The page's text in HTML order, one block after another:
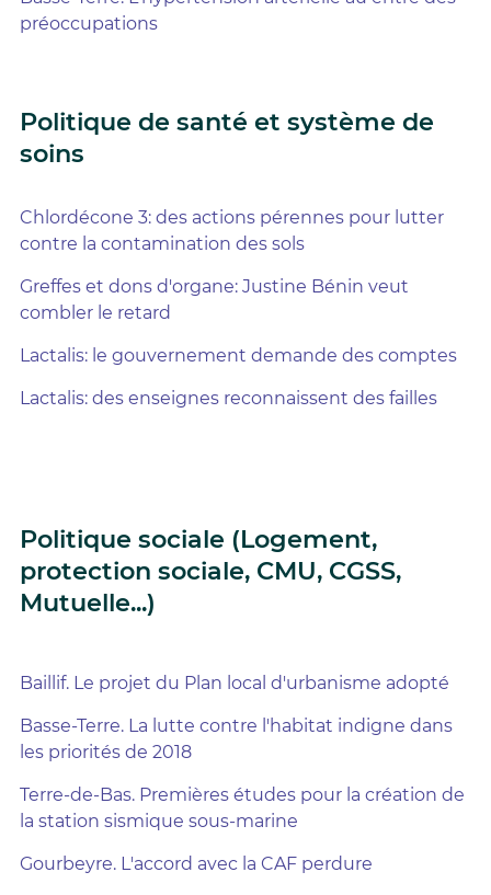
préoccupations
Politique de santé et système de
soins
Chlordécone 3: des actions pérennes pour lutter
contre la contamination des sols
Greffes et dons d'organe: Justine Bénin veut
combler le retard
Lactalis: le gouvernement demande des comptes
Lactalis: des enseignes reconnaissent des failles
Politique sociale (Logement,
protection sociale, CMU, CGSS,
Mutuelle...)
Baillif. Le projet du Plan local d'urbanisme adopté
Basse-Terre. La lutte contre l'habitat indigne dans
les priorités de 2018
Terre-de-Bas. Premières études pour la création de
la station sismique sous-marine
Gourbeyre. L'accord avec la CAF perdure